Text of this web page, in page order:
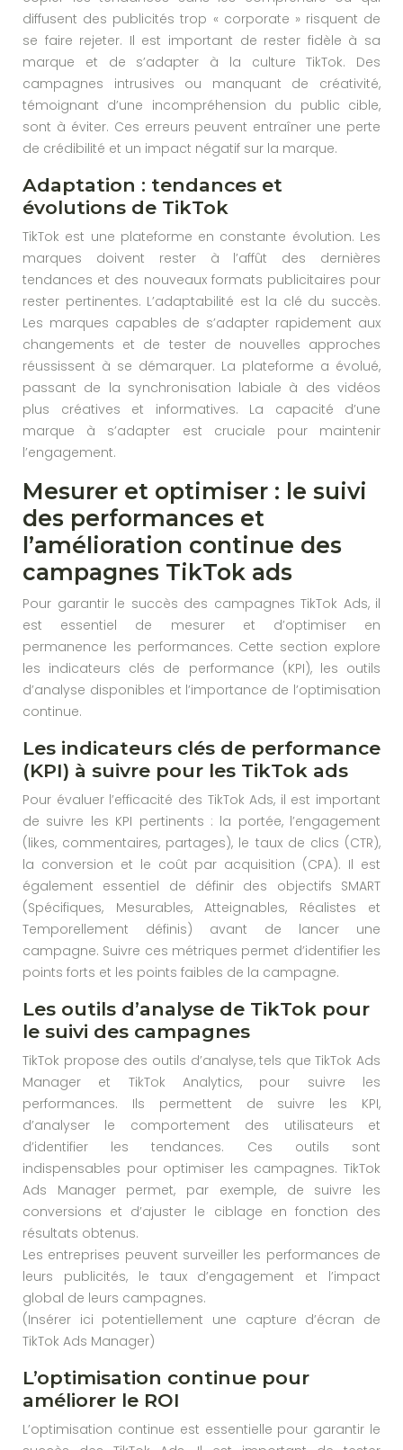
diffusent des publicités trop « corporate » risquent de
se faire rejeter. Il est important de rester fidèle à sa
marque et de s’adapter à la culture TikTok. Des
campagnes intrusives ou manquant de créativité,
témoignant d’une incompréhension du public cible,
sont à éviter. Ces erreurs peuvent entraîner une perte
de crédibilité et un impact négatif sur la marque.
Adaptation : tendances et
évolutions de TikTok
TikTok est une plateforme en constante évolution. Les
marques doivent rester à l’affût des dernières
tendances et des nouveaux formats publicitaires pour
rester pertinentes. L’adaptabilité est la clé du succès.
Les marques capables de s’adapter rapidement aux
changements et de tester de nouvelles approches
réussissent à se démarquer. La plateforme a évolué,
passant de la synchronisation labiale à des vidéos
plus créatives et informatives. La capacité d’une
marque à s’adapter est cruciale pour maintenir
l’engagement.
Mesurer et optimiser : le suivi
des performances et
l’amélioration continue des
campagnes TikTok ads
Pour garantir le succès des campagnes TikTok Ads, il
est essentiel de mesurer et d’optimiser en
permanence les performances. Cette section explore
les indicateurs clés de performance (KPI), les outils
d’analyse disponibles et l’importance de l’optimisation
continue.
Les indicateurs clés de performance
(KPI) à suivre pour les TikTok ads
Pour évaluer l’efficacité des TikTok Ads, il est important
de suivre les KPI pertinents : la portée, l’engagement
(likes, commentaires, partages), le taux de clics (CTR),
la conversion et le coût par acquisition (CPA). Il est
également essentiel de définir des objectifs SMART
(Spécifiques, Mesurables, Atteignables, Réalistes et
Temporellement définis) avant de lancer une
campagne. Suivre ces métriques permet d’identifier les
points forts et les points faibles de la campagne.
Les outils d’analyse de TikTok pour
le suivi des campagnes
TikTok propose des outils d’analyse, tels que TikTok Ads
Manager et TikTok Analytics, pour suivre les
performances. Ils permettent de suivre les KPI,
d’analyser le comportement des utilisateurs et
d’identifier les tendances. Ces outils sont
indispensables pour optimiser les campagnes. TikTok
Ads Manager permet, par exemple, de suivre les
conversions et d’ajuster le ciblage en fonction des
résultats obtenus.
Les entreprises peuvent surveiller les performances de
leurs publicités, le taux d’engagement et l’impact
global de leurs campagnes.
(Insérer ici potentiellement une capture d’écran de
TikTok Ads Manager)
L’optimisation continue pour
améliorer le ROI
L’optimisation continue est essentielle pour garantir le